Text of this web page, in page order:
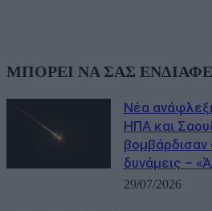
ΜΠΟΡΕΙ ΝΑ ΣΑΣ
Νέα
ΗΠΑ και
βομβάρδισαν
δυνάμεις –
29/07/2026